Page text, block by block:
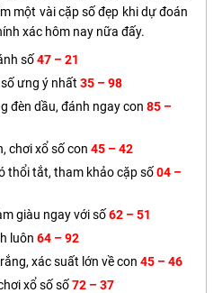
một vài cặp số đẹp khi dự đoán
xác hôm nay nữa đấy.
số47 – 21
ưng ý nhất 35 – 98
đèn dầu, đánh ngay con 85 –
chơi xổ số con 45 – 42
thổi tắt, tham khảo cặp số04 –
giàu ngay với số62 – 51
luôn 64 – 92
xác suất lớn về con 45 – 46
xổ số số72 – 37